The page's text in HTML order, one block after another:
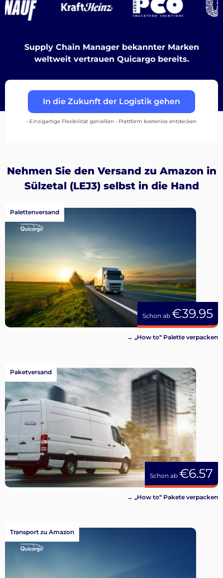
Deutsch
Registrieren
Supply Chain Manager bekannter Marken
weltweit vertrauen Quicargo bereits.
In die Zukunft der Logistik gehen
• Einzigartige Flexibilität genießen • Plattform kostenlos entdecken
Nehmen Sie den Versand zu Amazon in
Sülzetal (LEJ3) selbst in die Hand
Schon ab €39.95
Palettenversand
→ „How to“ Palette verpacken
Schon ab €6.57
Paketversand
→ „How to“ Pakete verpacken
Transport zu Amazon